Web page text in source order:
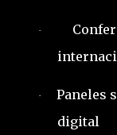
·
·
Paneles
digital